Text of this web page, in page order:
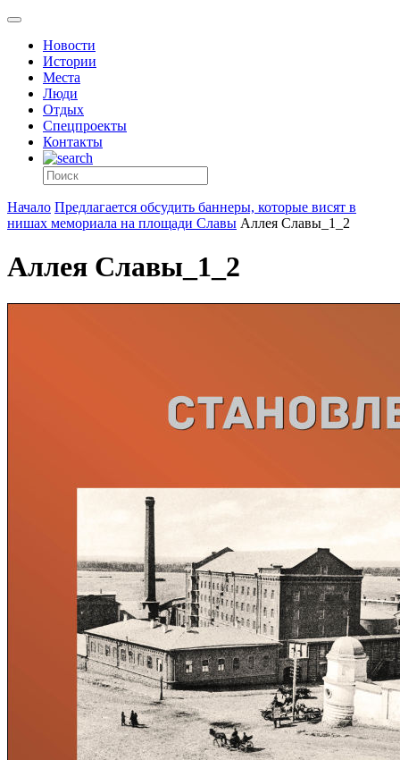
Новости
Истории
Места
Люди
Отдых
Спецпроекты
Контакты
Начало Предлагается обсудить баннеры, которые висят в
нишах мемориала на площади Славы Аллея Славы_1_2
Аллея Славы_1_2